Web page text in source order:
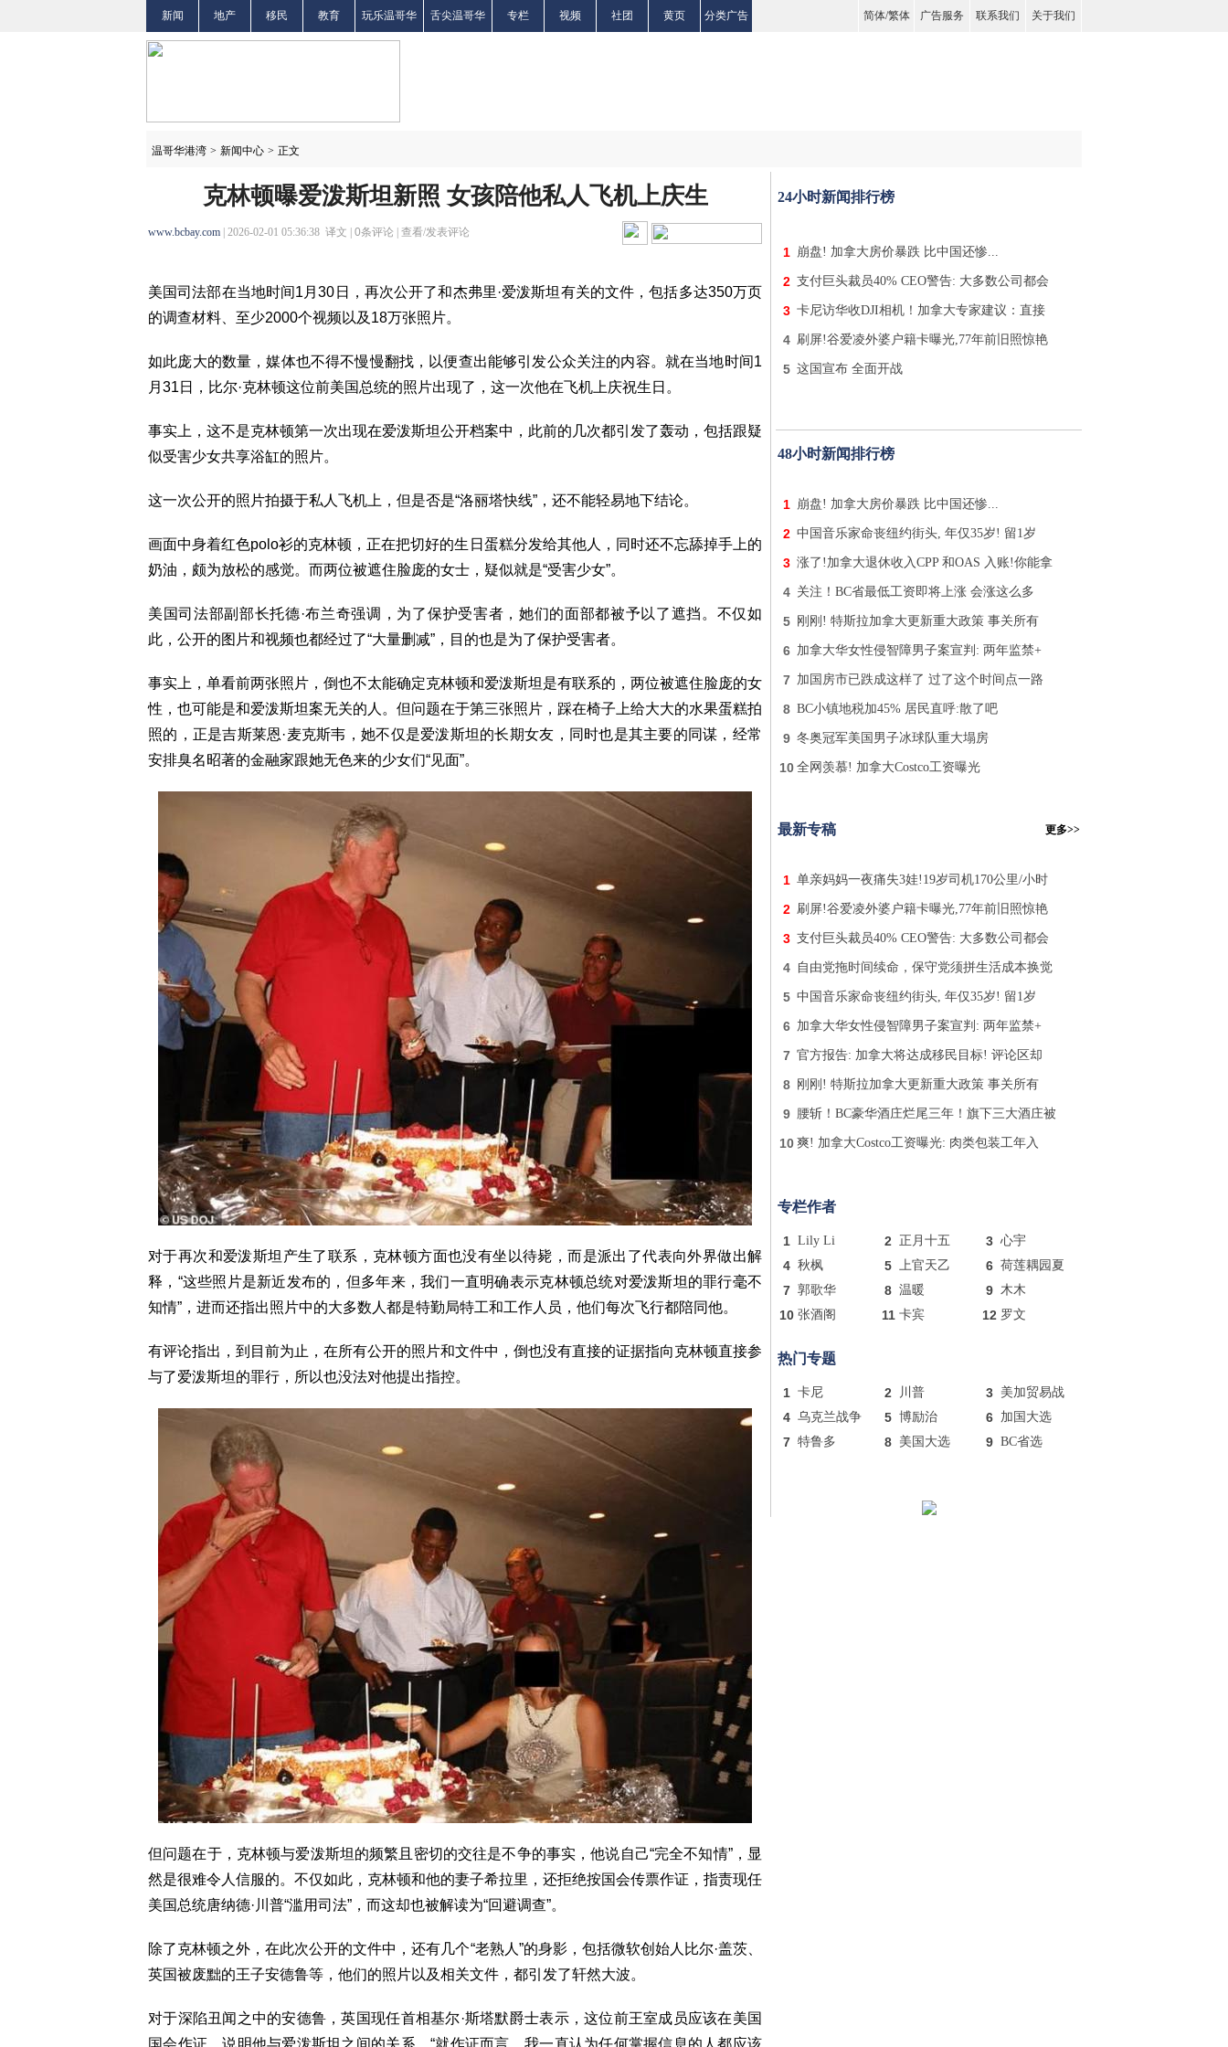
新闻 地产 移民 教育 玩乐温哥华 舌尖温哥华 专栏 视频 社团 黄页 分类广告 简体/繁体 广告服务 联系我们 关于我们
温哥华港湾 > 新闻中心 > 正文
克林顿曝爱泼斯坦新照 女孩陪他私人飞机上庆生
www.bcbay.com | 2026-02-01 05:36:38 译文 | 0条评论 | 查看/发表评论
美国司法部在当地时间1月30日，再次公开了和杰弗里·爱泼斯坦有关的文件，包括多达350万页
的调查材料、至少2000个视频以及18万张照片。
如此庞大的数量，媒体也不得不慢慢翻找，以便查出能够引发公众关注的内容。就在当地时间1
月31日，比尔·克林顿这位前美国总统的照片出现了，这一次他在飞机上庆祝生日。
事实上，这不是克林顿第一次出现在爱泼斯坦公开档案中，此前的几次都引发了轰动，包括跟疑
似受害少女共享浴缸的照片。
这一次公开的照片拍摄于私人飞机上，但是否是“洛丽塔快线”，还不能轻易地下结论。
画面中身着红色polo衫的克林顿，正在把切好的生日蛋糕分发给其他人，同时还不忘舔掉手上的
奶油，颇为放松的感觉。而两位被遮住脸庞的女士，疑似就是“受害少女”。
美国司法部副部长托德·布兰奇强调，为了保护受害者，她们的面部都被予以了遮挡。不仅如
此，公开的图片和视频也都经过了“大量删减”，目的也是为了保护受害者。
事实上，单看前两张照片，倒也不太能确定克林顿和爱泼斯坦是有联系的，两位被遮住脸庞的女
性，也可能是和爱泼斯坦案无关的人。但问题在于第三张照片，踩在椅子上给大大的水果蛋糕拍
照的，正是吉斯莱恩·麦克斯韦，她不仅是爱泼斯坦的长期女友，同时也是其主要的同谋，经常
安排臭名昭著的金融家跟她无色来的少女们“见面”。
对于再次和爱泼斯坦产生了联系，克林顿方面也没有坐以待毙，而是派出了代表向外界做出解
释，“这些照片是新近发布的，但多年来，我们一直明确表示克林顿总统对爱泼斯坦的罪行毫不
知情”，进而还指出照片中的大多数人都是特勤局特工和工作人员，他们每次飞行都陪同他。
有评论指出，到目前为止，在所有公开的照片和文件中，倒也没有直接的证据指向克林顿直接参
与了爱泼斯坦的罪行，所以也没法对他提出指控。
但问题在于，克林顿与爱泼斯坦的频繁且密切的交往是不争的事实，他说自己“完全不知情”，显
然是很难令人信服的。不仅如此，克林顿和他的妻子希拉里，还拒绝按国会传票作证，指责现任
美国总统唐纳德·川普“滥用司法”，而这却也被解读为“回避调查”。
除了克林顿之外，在此次公开的文件中，还有几个“老熟人”的身影，包括微软创始人比尔·盖茨、
英国被废黜的王子安德鲁等，他们的照片以及相关文件，都引发了轩然大波。
对于深陷丑闻之中的安德鲁，英国现任首相基尔·斯塔默爵士表示，这位前王室成员应该在美国
国会作证，说明他与爱泼斯坦之间的关系，“就作证而言，我一直认为任何掌握信息的人都应该
24小时新闻排行榜
1 崩盘! 加拿大房价暴跌 比中国还惨...
2 支付巨头裁员40% CEO警告: 大多数公司都会
3 卡尼访华收DJI相机！加拿大专家建议：直接
4 刷屏!谷爱凌外婆户籍卡曝光,77年前旧照惊艳
5 这国宣布 全面开战
48小时新闻排行榜
1 崩盘! 加拿大房价暴跌 比中国还惨...
2 中国音乐家命丧纽约街头, 年仅35岁! 留1岁
3 涨了!加拿大退休收入CPP 和OAS 入账!你能拿
4 关注！BC省最低工资即将上涨 会涨这么多
5 刚刚! 特斯拉加拿大更新重大政策 事关所有
6 加拿大华女性侵智障男子案宣判: 两年监禁+
7 加国房市已跌成这样了 过了这个时间点一路
8 BC小镇地税加45% 居民直呼:散了吧
9 冬奥冠军美国男子冰球队重大塌房
10 全网羡慕! 加拿大Costco工资曝光
最新专稿 更多>>
1 单亲妈妈一夜痛失3娃!19岁司机170公里/小时
2 刷屏!谷爱凌外婆户籍卡曝光,77年前旧照惊艳
3 支付巨头裁员40% CEO警告: 大多数公司都会
4 自由党拖时间续命，保守党须拼生活成本换觉
5 中国音乐家命丧纽约街头, 年仅35岁! 留1岁
6 加拿大华女性侵智障男子案宣判: 两年监禁+
7 官方报告: 加拿大将达成移民目标! 评论区却
8 刚刚! 特斯拉加拿大更新重大政策 事关所有
9 腰斩！BC豪华酒庄烂尾三年！旗下三大酒庄被
10 爽! 加拿大Costco工资曝光: 肉类包装工年入
专栏作者
1 Lily Li 2 正月十五 3 心宇
4 秋枫 5 上官天乙 6 荷莲耦园夏
7 郭歌华 8 温暖 9 木木
10 张酒阁 11 卡宾 12 罗文
热门专题
1 卡尼 2 川普 3 美加贸易战
4 乌克兰战争 5 博励治 6 加国大选
7 特鲁多 8 美国大选 9 BC省选